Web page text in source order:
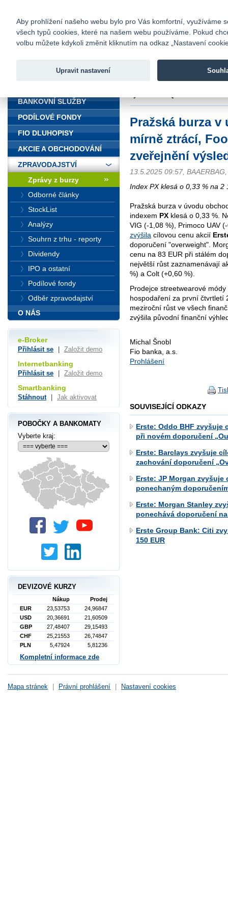
Fio banka
Fio banka
Pražská burza
mírně ztrácí,
zveřejnění
13.5.2025 09:57,
Index PX klesá o 0,33 % na 2
Pražská burza v úvodu
indexem PX klesá o 0,33 %.
VIG (-1,08 %), Primoco UAV
zvýšila cílovou cenu akcií
doporučení "overweight".
cenu na 83 EUR při stálém
největší růst zaznamenávají
%) a Colt (+0,60 %).
Prodejce streetwearové módy
hospodaření za první čtvrtletí
meziroční růst ve všech
zvýšila původní finanční
Michal Šnobl
Fio banka, a.s.
Prohlášení
SOUVISEJÍCÍ ODKAZY
Erste: Oddo BHF zvyšuje
při novém doporučení
Erste: Barclays zvyšuje
zachování doporučení
Erste: JP Morgan zvyšuje
ponechaným
Erste: Morgan Stanley
ponechává doporučení
Erste Group Bank: Citi
150 EUR
BANKOVNÍ SLUŽBY
PODÍLOVÉ FONDY
FIO DLUHOPISY
AKCIE A OBCHODOVÁNÍ
ZPRAVODAJSTVÍ
Zprávy z burzy
Odborné články
StockList
Analýzy
Souhrn z trhu - reporty
Dividendy
IPO a ostatní
Podílové fondy
Odběr zpravodajství
O NÁS
e-Broker
Přihlásit se Založit demo
Internetbanking
Přihlásit se Založit demo
Smartbanking
Stáhnout Jak aktivovat
POBOČKY A BANKOMATY
Vyberte kraj:
DEVIZOVÉ KURZY
Nákup
Prodej
EUR
23,53753
24,96847
USD
20,36691
21,60509
GBP
27,48407
29,15493
CHF
25,21553
26,74847
PLN
5,47924 5,81236
Kompletní informace zde
Mapa stránek Právní prohlášení Nastavení cookies
Aby prohlížení našeho webu bylo pro Vás komfortní, využíváme
všech typů cookies, které na našem webu používáme. Pokud
volbu můžete kdykoli změnit kliknutím na odkaz „Nastavení
Upravit nastavení